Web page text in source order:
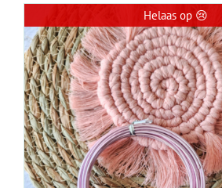
Helaas op 😢